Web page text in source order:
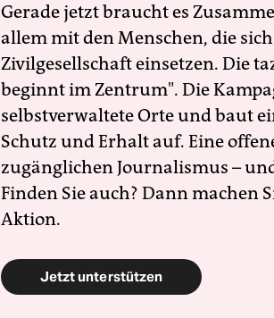
Gerade jetzt braucht es
allem mit den Menschen, die
Zivilgesellschaft einsetzen. Die
beginnt im Zentrum". Die
selbstverwaltete Orte und baut
Schutz und Erhalt auf. Eine
zugänglichen Journalismus –
Finden Sie auch? Dann machen
Aktion.
Jetzt unterstützen